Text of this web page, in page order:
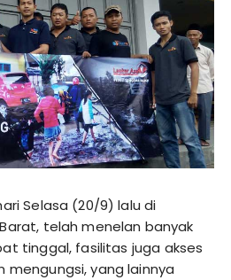
Selasa (20/9) lalu di
telah menelan banyak
tinggal, fasilitas juga akses
mengungsi, yang lainnya